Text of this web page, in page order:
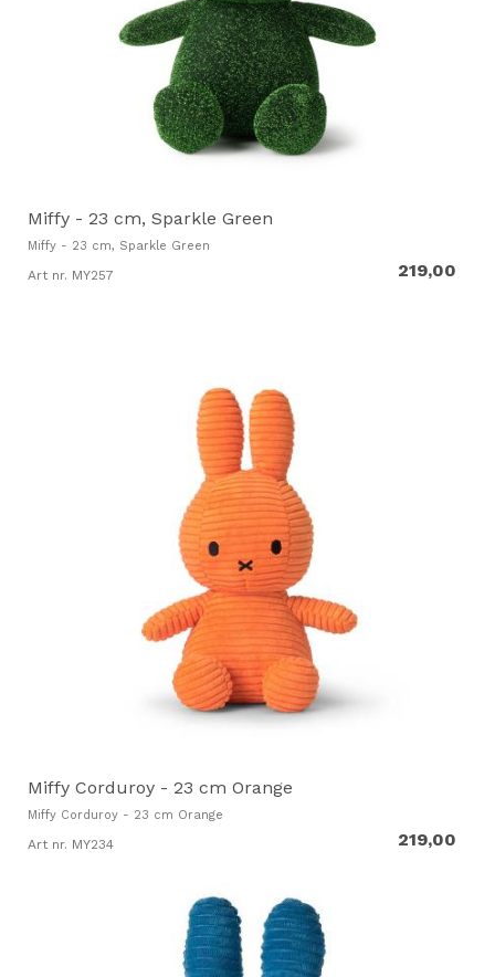
Miffy - 23 cm, Sparkle Green
Miffy - 23 cm, Sparkle Green
Art nr. MY257 219,00
Miffy Corduroy - 23 cm Orange
Miffy Corduroy - 23 cm Orange
Art nr. MY234 219,00